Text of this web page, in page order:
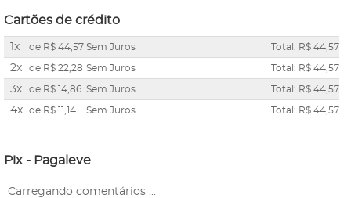
Cartões de crédito
1x de R$ 44,57 Sem Juros Total: R$ 44,57
2x de R$ 22,28 Sem Juros Total: R$ 44,57
3x de R$ 14,86 Sem Juros Total: R$ 44,57
4x de R$ 11,14 Sem Juros Total: R$ 44,57
Pix - Pagaleve
Carregando comentários ...